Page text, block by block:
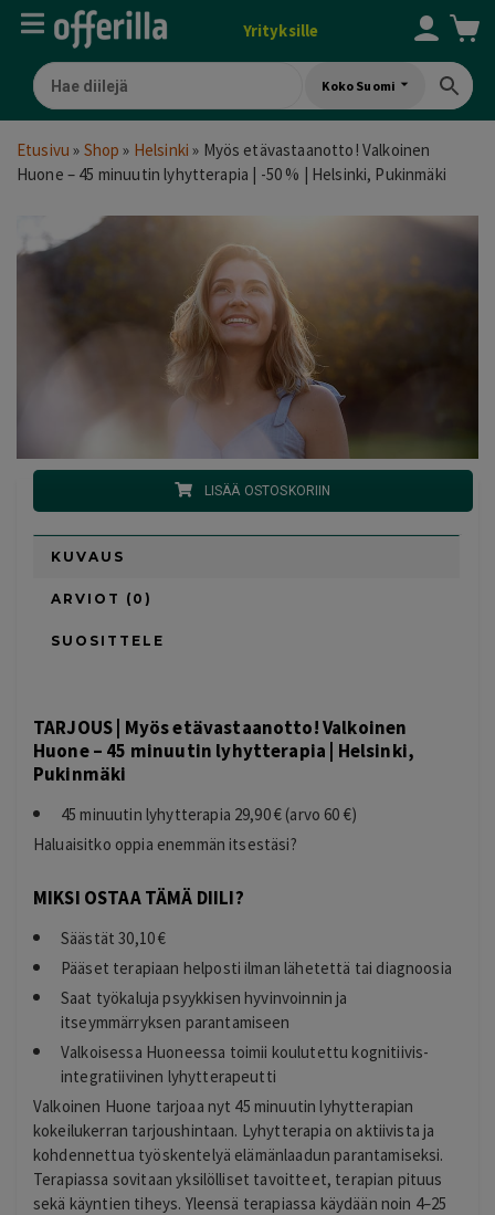
Yrityksille
Koko Suomi
Etusivu » Shop » Helsinki » Myös etävastaanotto! Valkoinen
Huone – 45 minuutin lyhytterapia | -50 % | Helsinki, Pukinmäki
LISÄÄ OSTOSKORIIN
KUVAUS
ARVIOT (0)
SUOSITTELE
TARJOUS | Myös etävastaanotto! Valkoinen
Huone – 45 minuutin lyhytterapia | Helsinki,
Pukinmäki
45 minuutin lyhytterapia 29,90 € (arvo 60 €)
Haluaisitko oppia enemmän itsestäsi?
MIKSI OSTAA TÄMÄ DIILI?
Säästät 30,10 €
Pääset terapiaan helposti ilman lähetettä tai diagnoosia
Saat työkaluja psyykkisen hyvinvoinnin ja
itseymmärryksen parantamiseen
Valkoisessa Huoneessa toimii koulutettu kognitiivis-
integratiivinen lyhytterapeutti
Valkoinen Huone tarjoaa nyt 45 minuutin lyhytterapian
kokeilukerran tarjoushintaan. Lyhytterapia on aktiivista ja
kohdennettua työskentelyä elämänlaadun parantamiseksi.
Terapiassa sovitaan yksilölliset tavoitteet, terapian pituus
sekä käyntien tiheys. Yleensä terapiassa käydään noin 4–25